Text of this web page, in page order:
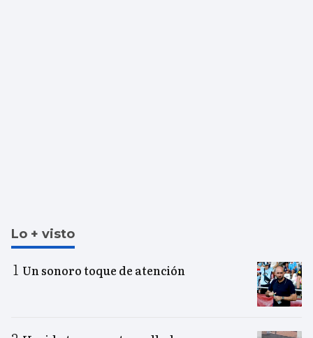
Lo + visto
Un sonoro toque de atención